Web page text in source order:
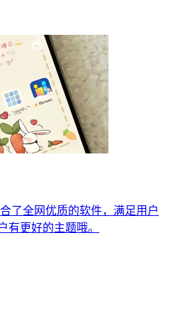
了全网优质的软件，满足用户
有更好的主题哦。